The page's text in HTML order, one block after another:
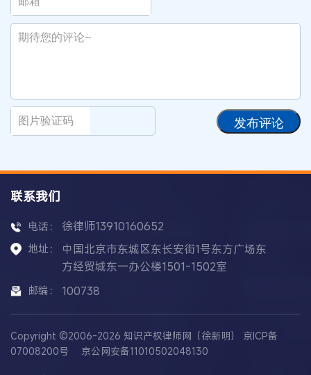
发布评论
联系我们
电话： 徐律师13910160652
地址：
中国北京市东城区东长安街1号东方广场东
方经贸城东一办公楼1501-1502室
邮编： 100738
Copyright ©2006-2026 知识产权律师网（徐新明） 京ICP备
07008200号
京公网安备11010502048130